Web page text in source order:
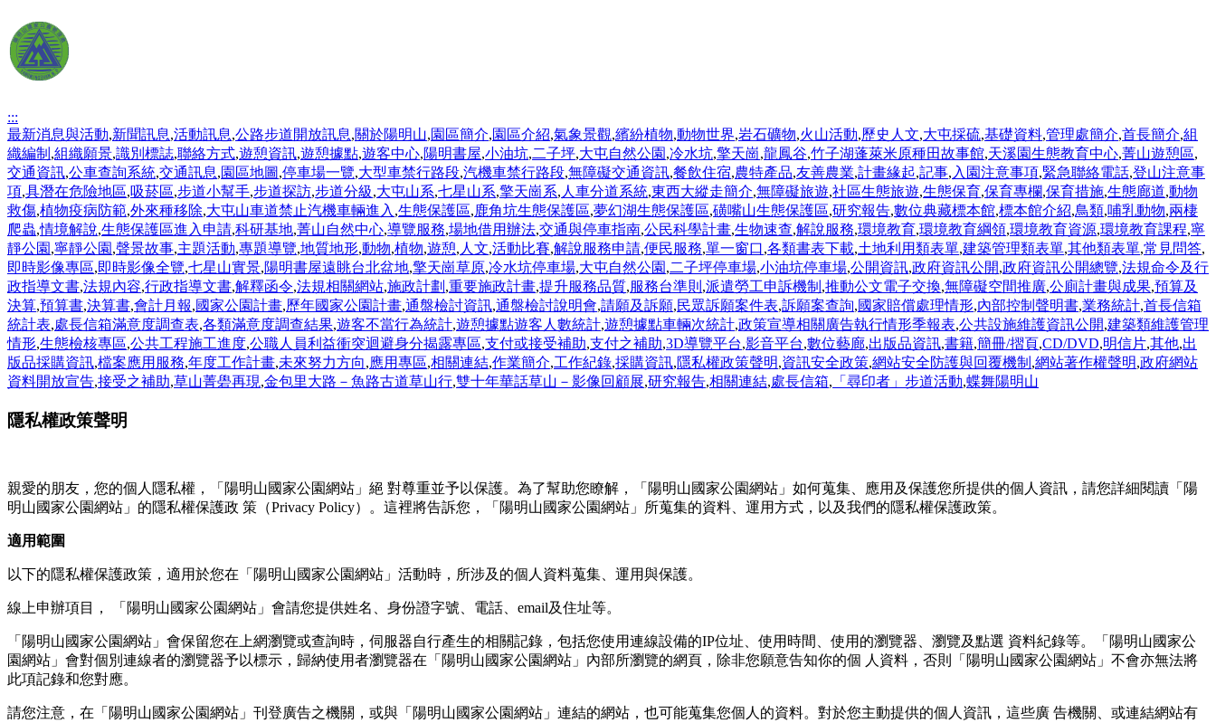
:::
最新消息與活動,新聞訊息,活動訊息,公路步道開放訊息,關於陽明山,園區簡介,園區介紹,氣象景觀,繽紛植物,動物世界,岩石礦物,火山活動,歷史人文,大屯採硫,基礎資料,管理處簡介,首長簡介,組
織編制 ,組織願景,識別標誌,聯絡方式,遊憩資訊,遊憩據點,遊客中心,陽明書屋,小油坑,二子坪,大屯自然公園 ,冷水坑,擎天崗,龍鳳谷,竹子湖蓬萊米原種田故事館,天溪園生態教育中心,菁山遊憩區,
交通資訊,公車查詢系統,交通訊息,園區地圖 ,停車場一覽,大型車禁行路段,汽機車禁行路段,無障礙交通資訊,餐飲住宿,農特產品,友善農業,計畫緣起,記事, 入園注意事項,緊急聯絡電話,登山注意事
項,具潛在危險地區,吸菸區,步道小幫手,步道探訪,步道分級,大屯山系,七星山系,擎天崗系, 人車分道系統,東西大縱走簡介,無障礙旅遊,社區生態旅遊,生態保育,保育專欄,保育措施,生態廊道,動物
救傷,植物疫病防範,外來種移除,大屯山車道禁止汽機車輛進入 ,生態保護區,鹿角坑生態保護區,夢幻湖生態保護區,磺嘴山生態保護區,研究報告,數位典藏標本館,標本館介紹,鳥類,哺乳動物,兩棲
爬蟲,情境解說,生態保護區進入申請,科研基地,菁山自然中心,導覽服務,場地借用辦法,交通與停車指南,公民科學計畫,生物速查,解說服務,環境教育,環境教育綱領,環境教育資源,環境教育課程,寧
靜公園 ,寧靜公園 ,聲景故事,主題活動,專題導覽,地質地形,動物,植物,遊憩, 人文,活動比賽,解說服務申請,便民服務,單一窗口,各類書表下載,土地利用類表單,建築管理類表單,其他類表單,常見問答,
即時影像專區,即時影像全覽,七星山實景,陽明書屋遠眺台北盆地,擎天崗草原,冷水坑停車場,大屯自然公園 ,二子坪停車場,小油坑停車場,公開資訊,政府資訊公開,政府資訊公開總覽,法規命令及行
政指導文書,法規內容,行政指導文書,解釋函令,法規相關網站,施政計劃 ,重要施政計畫,提升服務品質,服務台準則 ,派遣勞工申訴機制 ,推動公文電子交換,無障礙空間推廣,公廁計畫與成果,預算及
決算,預算書,決算書,會計月報,國家公園計畫,歷年國家公園計畫,通盤檢討資訊,通盤檢討說明會,請願及訴願,民眾訴願案件表,訴願案查詢,國家賠償處理情形,內部控制聲明書,業務統計,首長信箱
統計表,處長信箱滿意度調查表,各類滿意度調查結果,遊客不當行為統計,遊憩據點遊客人數統計,遊憩據點車輛次統計,政策宣導相關廣告執行情形季報表,公共設施維護資訊公開,建築類維護管理
情形,生態檢核專區,公共工程施工進度,公職人員利益衝突迴避身分揭露專區,支付或接受補助,支付之補助,3D導覽平台,影音平台,數位藝廊,出版品資訊,書籍,簡冊/摺頁,CD/DVD,明信片,其他,出
版品採購資訊,檔案應用服務,年度工作計畫,未來努力方向,應用專區,相關連結,作業簡介,工作紀錄,採購資訊,隱私權政策聲明,資訊安全政策,網站安全防護與回覆機制 ,網站著作權聲明,政府網站
資料開放宣告,接受之補助,草山菁礐再現,金包里大路－魚路古道草山行,雙十年華話草山－影像回顧展,研究報告,相關連結,處長信箱, 「尋印者」步道活動,蝶舞陽明山
隱私權政策聲明
親愛的朋友，您的個人隱私權，「陽明山國家公園網站」絕 對尊重並予以保護。為了幫助您瞭解，「陽明山國家公園網站」如何蒐集、應用及保護您所提供的個人資訊，請您詳細閱讀「陽
明山國家公園網站」的隱私權保護政 策（Privacy Policy）。這裡將告訴您，「陽明山國家公園網站」所蒐集的資料、運用方式，以及我們的隱私權保護政策。
適用範圍
以下的隱私權保護政策，適用於您在「陽明山國家公園網站」活動時，所涉及的個人資料蒐集、運用與保護。
線上申辦項目， 「陽明山國家公園網站」會請您提供姓名、身份證字號、電話、email及住址等。
「陽明山國家公園網站」會保留您在上網瀏覽或查詢時，伺服器自行產生的相關記錄，包括您使用連線設備的IP位址、使用時間、使用的瀏覽器、瀏覽及點選 資料紀錄等。「陽明山國家公
園網站」會對個別連線者的瀏覽器予以標示，歸納使用者瀏覽器在「陽明山國家公園網站」內部所瀏覽的網頁，除非您願意告知你的個 人資料，否則「陽明山國家公園網站」不會亦無法將
此項記錄和您對應。
請您注意，在「陽明山國家公園網站」刊登廣告之機關，或與「陽明山國家公園網站」連結的網站，也可能蒐集您個人的資料。對於您主動提供的個人資訊，這些廣 告機關、或連結網站有